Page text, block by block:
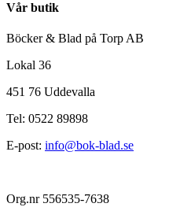
Vår butik
Böcker & Blad på Torp AB
Lokal 36
451 76 Uddevalla
Tel: 0522 89898
E-post: info@bok-blad.se
Org.nr 556535-7638